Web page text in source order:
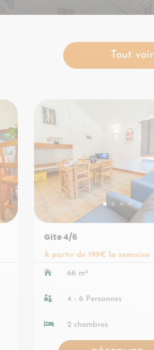
Tout voir
Gite 4/6
À partir de 199€ la semaine
 66 m²
 4 - 6 Personnes
 2 chambres